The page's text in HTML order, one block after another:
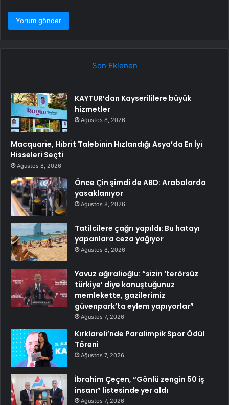
Son Eklenen
KAYTUR’dan Kayserililere büyük
hizmetler
Ağustos 8, 2026
Macquarie, Hibrit Talebinin Hızlandığı Asya’da En İyi
Hisseleri Seçti
Ağustos 8, 2026
Önce Çin şimdi de ABD: Arabalarda
yasaklanıyor
Ağustos 8, 2026
Tatilcilere çağrı yapıldı: Bu hatayı
yapanlara ceza yağıyor
Ağustos 8, 2026
Yavuz ağıralioğlu: “sizin ‘terörsüz
türkiye’ diye konuştuğunuz
memlekette, gazilerimiz
güvenpark’ta eylem yapıyorlar”
Ağustos 7, 2026
Kırklareli’nde Paralimpik Spor Ödül
Töreni
Ağustos 7, 2026
İbrahim Çeçen, “Gönlü zengin 50 iş
insanı” listesinde yer aldı
Ağustos 7, 2026